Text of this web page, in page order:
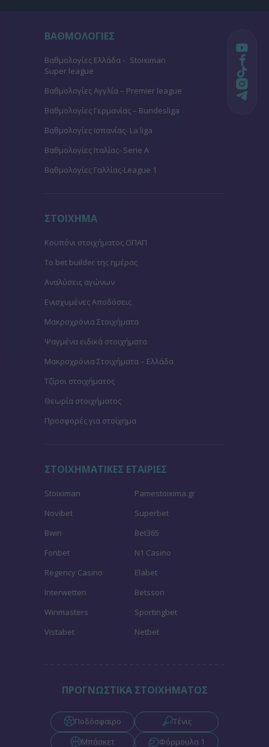
ΒΑΘΜΟΛΟΓΙΕΣ
Βαθμολογίες Ελλάδα - Stoiximan
Super league
Βαθμολογίες Aγγλία – Premier league
Βαθμολογίες Γερμανίας – Bundesliga
Βαθμολογίες Ισπανίας- La liga
Βαθμολογίες Ιταλίας- Serie A
Βαθμολογίες Γαλλίας-League 1
ΣΤΟΙΧΗΜΑ
Κουπόνι στοιχήματος ΟΠΑΠ
To bet builder της ημέρας
Αναλύσεις αγώνων
Ενισχυμένες Αποδόσεις
Μακροχρόνια Στοιχήματα
Ψαγμένα ειδικά στοιχήματα
Μακροχρόνια Στοιχήματα – Ελλάδα
Τζίροι στοιχήματος
Θεωρία στοιχήματος
Προσφορές για στοίχημα
ΣΤΟΙΧΗΜΑΤΙΚΕΣ ΕΤΑΙΡΙΕΣ
Stoiximan
Pamestoixima.gr
Novibet
Superbet
Bwin
Bet365
Fonbet
N1 Casino
Regency Casino
Elabet
Interwetten
Betsson
Winmasters
Sportingbet
Vistabet
Netbet
ΠΡΟΓΝΩΣΤΙΚΑ ΣΤΟΙΧΗΜΑΤΟΣ
Ποδόσφαιρο
Τένις
Μπάσκετ
Φόρμουλα 1